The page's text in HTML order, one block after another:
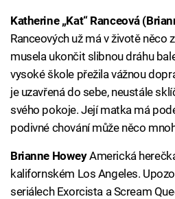
Katherine „Kat“ Ranceová
Ranceových už má v životě něco
musela ukončit slibnou dráhu
vysoké škole přežila vážnou
je uzavřená do sebe, neustále
svého pokoje. Její matka má
podivné chování může něco
Brianne HoweyAmerická
kalifornském Los Angeles.
seriálech Exorcista a Scream